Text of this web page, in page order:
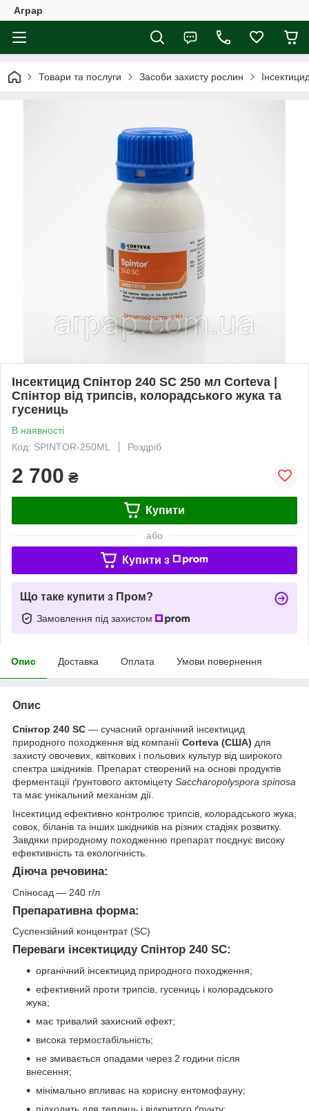
Аграр
Товари та послуги Засоби захисту рослин
Інсектицид Спінтор 240 SC 250 мл Corteva |
Спінтор від трипсів, колорадського жука та
гусениць
В наявності
Код: SPINTOR-250ML
Роздріб
2 700 ₴
Купити
або
Купити з
Що таке купити з Пром?
Замовлення під захистом
Опис Доставка Оплата Умови повернення
Опис
Спінтор 240 SC — сучасний органічний інсектицид
природного походження від компанії Corteva (США) для
захисту овочевих, квіткових і польових культур від широкого
спектра шкідників. Препарат створений на основі продуктів
ферментації ґрунтового актоміцету Saccharopolyspora spinosa
та має унікальний механізм дії.
Інсектицид ефективно контролює трипсів, колорадського жука,
совок, біланів та інших шкідників на різних стадіях розвитку.
Завдяки природному походженню препарат поєднує високу
ефективність та екологічність.
Діюча речовина:
Спіносад — 240 г/л
Препаративна форма:
Суспензійний концентрат (SC)
Переваги інсектициду Спінтор 240 SC:
органічний інсектицид природного походження;
ефективний проти трипсів, гусениць і колорадського
жука;
має тривалий захисний ефект;
висока термостабільність;
не змивається опадами через 2 години після
внесення;
мінімально впливає на корисну ентомофауну;